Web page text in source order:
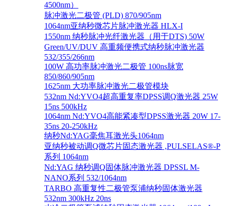
4500nm）
脉冲激光二极管 (PLD) 870/905nm
1064nm亚纳秒微芯片脉冲激光器 HLX-I
1550nm 纳秒脉冲光纤激光器（用于DTS) 50W
Green/UV/DUV 高重频便携式纳秒脉冲激光器
532/355/266nm
100W 高功率脉冲激光二极管 100ns脉宽
850/860/905nm
1625nm 大功率脉冲激光二极管模块
532nm Nd:YVO4超高重复率DPSS调Q激光器 25W
15ns 500kHz
1064nm Nd:YVO4高能紧凑型DPSS激光器 20W 17-
35ns 20-250kHz
纳秒Nd:YAG毫焦耳激光头1064nm
亚纳秒被动调Q微芯片固态激光器 ,PULSELAS®-P
系列 1064nm
Nd:YAG 纳秒调Q固体脉冲激光器 DPSSL M-
NANO系列 532/1064nm
TARBO 高重复性二极管泵浦纳秒固体激光器
532nm 300kHz 20ns